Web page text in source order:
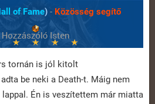
of Fame) - Közösség segítő
tornán is jól kitolt
be neki a Death-t. Máig nem
Én is veszítettem már miatta